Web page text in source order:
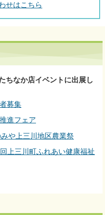
せはこちら
ちなか店イベントに出展し
募集
進フェア
や上三川地区農業祭
上三川町ふれあい健康福祉